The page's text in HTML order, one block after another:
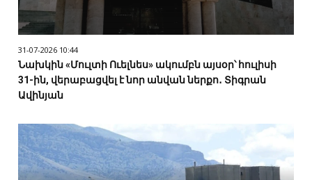
31-07-2026 10:44
Նախկին «Մուլտի Ուելնես» ակումբն այսօր՝ հուլիսի
31-ին, վերաբացվել է նոր անվան ներքո․ Տիգրան
Ավինյան